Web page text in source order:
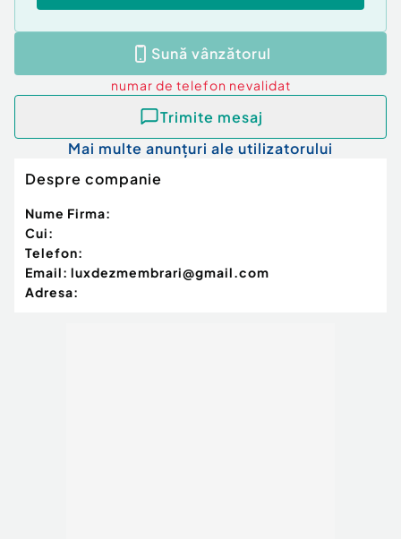
Sună vânzătorul
numar de telefon nevalidat
Trimite mesaj
Mai multe anunțuri ale utilizatorului
Despre companie
Nume Firma:
Cui:
Telefon:
Email: luxdezmembrari@gmail.com
Adresa: